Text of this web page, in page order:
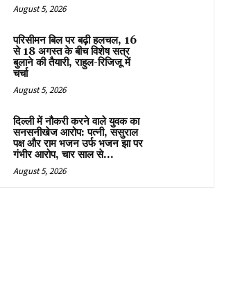
August 5, 2026
परिसीमन बिल पर बढ़ी हलचल, 16
से 18 अगस्त के बीच विशेष सत्र
बुलाने की तैयारी, राहुल-रिजिजू में
चर्चा
August 5, 2026
दिल्ली में नौकरी करने वाले युवक का
सनसनीखेज आरोप: पत्नी, ससुराल
पक्ष और राम भजन उर्फ भजन झा पर
गंभीर आरोप, चार साल से...
August 5, 2026